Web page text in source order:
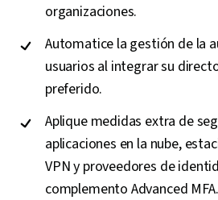
organizaciones.
Automatice la gestión de la
usuarios al integrar su
preferido.
Aplique medidas extra de
aplicaciones en la nube,
VPN y proveedores de
complemento Advanced MFA.